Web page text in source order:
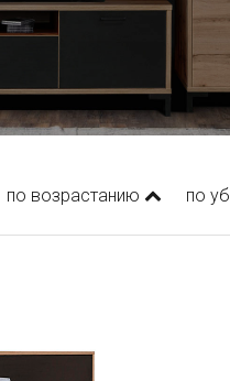
по возрастанию по